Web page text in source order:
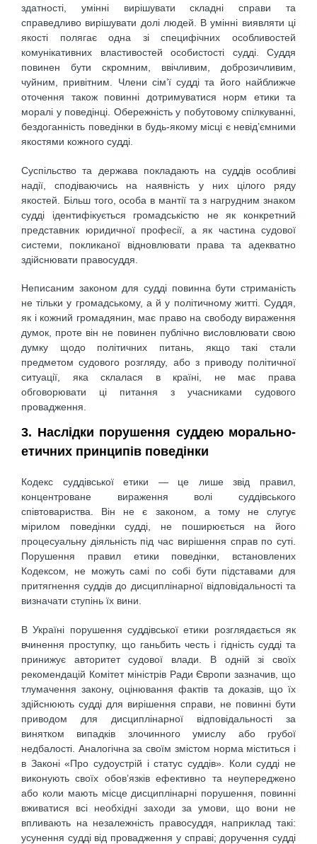
здатності, умінні вирішувати складні справи та
справедливо вирішувати долі людей. В умінні виявляти ці
якості полягає одна зі специфічних особливостей
комунікативних властивостей особистості судді. Суддя
повинен бути скромним, ввічливим, доброзичливим,
чуйним, привітним. Члени сім’ї судді та його найближче
оточення також повинні дотримуватися норм етики та
моралі у поведінці. Обережність у побутовому спілкуванні,
бездоганність поведінки в будь-якому місці є невід’ємними
якостями кожного судді.
Суспільство та держава покладають на суддів особливі
надії, сподіваючись на наявність у них цілого ряду
якостей. Більш того, особа в мантії та з нагрудним знаком
судді ідентифікується громадськістю не як конкретний
представник юридичної професії, а як частина судової
системи, покликаної відновлювати права та адекватно
здійснювати правосуддя.
Неписаним законом для судді повинна бути стриманість
не тільки у громадському, а й у політичному житті. Суддя,
як і кожний громадянин, має право на свободу вираження
думок, проте він не повинен публічно висловлювати свою
думку щодо політичних питань, якщо такі стали
предметом судового розгляду, або з приводу політичної
ситуації, яка склалася в країні, не має права
обговорювати ці питання з учасниками судового
провадження.
3. Наслідки порушення суддею морально-
етичних принципів поведінки
Кодекс суддівської етики — це лише звід правил,
концентроване вираження волі суддівського
співтовариства. Він не є законом, а тому не слугує
мірилом поведінки судді, не поширюється на його
процесуальну діяльність під час вирішення справ по суті.
Порушення правил етики поведінки, встановлених
Кодексом, не можуть самі по собі бути підставами для
притягнення суддів до дисциплінарної відповідальності та
визначати ступінь їх вини.
В Україні порушення суддівської етики розглядається як
вчинення проступку, що ганьбить честь і гідність судді та
принижує авторитет судової влади. В одній зі своїх
рекомендацій Комітет міністрів Ради Європи зазначив, що
тлумачення закону, оцінювання фактів та доказів, що їх
здійснюють судді для вирішення справи, не повинні бути
приводом для дисциплінарної відповідальності за
винятком випадків злочинного умислу або грубої
недбалості. Аналогічна за своїм змістом норма міститься і
в Законі «Про судоустрій і статус суддів». Коли судді не
виконують своїх обов’язків ефективно та неупереджено
або коли мають місце дисциплінарні порушення, повинні
вживатися всі необхідні заходи за умови, що вони не
впливають на незалежність правосуддя, наприклад такі:
усунення судді від провадження у справі; доручення судді